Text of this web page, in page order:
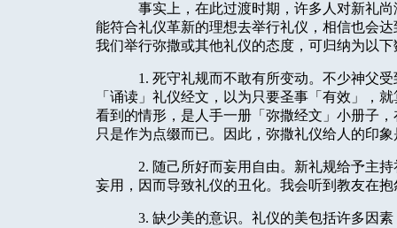
事实上，在此过渡时期，许多人对新礼
能符合礼仪革新的理想去举行礼仪，相信也会
我们举行弥撒或其他礼仪的态度，可归纳为以下
1. 死守礼规而不敢有所变动。不少神父
「诵读」礼仪经文，以为只要圣事「有效」，
看到的情形，是人手一册「弥撒经文」小册子
只是作为点缀而已。因此，弥撒礼仪给人的印
2. 随己所好而妄用自由。新礼规给予主
妄用，因而导致礼仪的丑化。我会听到教友在
3. 缺少美的意识。礼仪的美包括许多因